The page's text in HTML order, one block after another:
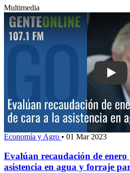
Multimedia
Play:
Economía y Agro • 01 Mar 2023
Evalúan recaudación de
asistencia en agua y forraje